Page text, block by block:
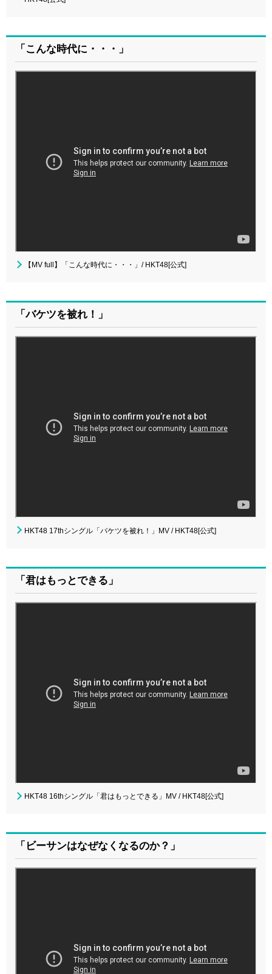
「こんな時代に・・・」
【MV full】「こんな時代に・・・」/ HKT48[公式]
「バケツを被れ！」
HKT48 17thシングル「バケツを被れ！」MV / HKT48[公式]
「君はもっとできる」
HKT48 16thシングル「君はもっとできる」MV / HKT48[公式]
「ビーサンはなぜなくなるのか？」